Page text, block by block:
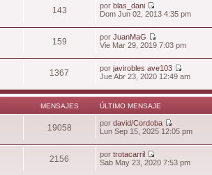
143 porblas_dani
Dom Jun 02, 2013 4:35 pm
159 porJuanMaG
Vie Mar 29, 2019 7:03 pm
1367 porjavirobles ave103
Jue Abr 23, 2020 12:49 am
MENSAJES ÚLTIMO MENSAJE
19058 pordavid/Cordoba
Lun Sep 15, 2025 12:05 pm
2156 portrotacarril
Sab May 23, 2020 7:53 pm